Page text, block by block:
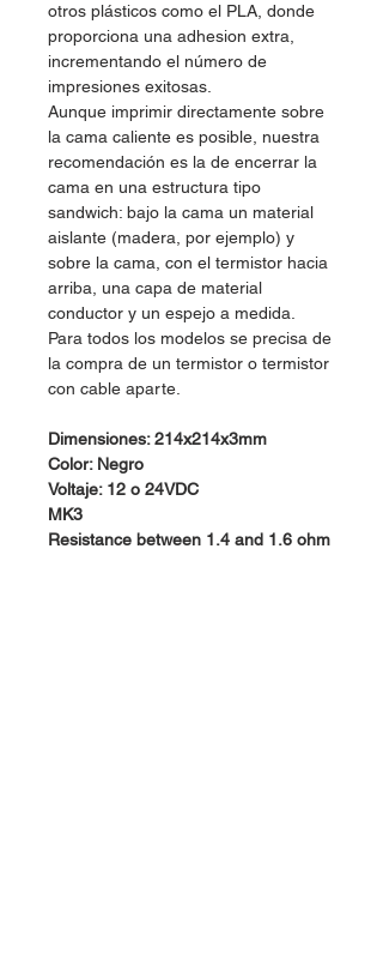
otros plásticos como el PLA, donde
proporciona una adhesion extra,
incrementando el número de
impresiones exitosas.
Aunque imprimir directamente sobre
la cama caliente es posible, nuestra
recomendación es la de encerrar la
cama en una estructura tipo
sandwich: bajo la cama un material
aislante (madera, por ejemplo) y
sobre la cama, con el termistor hacia
arriba, una capa de material
conductor y un espejo a medida.
Para todos los modelos se precisa de
la compra de un termistor o termistor
con cable aparte.
Dimensiones: 214x214x3mm
Color: Negro
Voltaje: 12 o 24VDC
MK3
Resistance between 1.4 and 1.6 ohm